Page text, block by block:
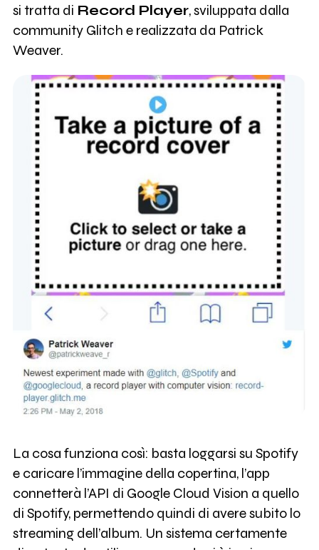
si tratta di Record Player, sviluppata dalla
community Glitch e realizzata da Patrick
Weaver.
La cosa funziona così: basta loggarsi su Spotify
e caricare l’immagine della copertina, l’app
connetterà l’API di Google Cloud Vision a quello
di Spotify, permettendo quindi di avere subito lo
streaming dell’album. Un sistema certamente